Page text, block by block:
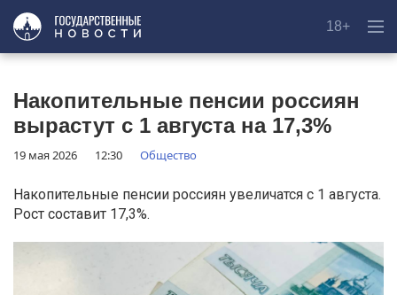
18+
Накопительные пенсии россиян
вырастут с 1 августа на 17,3%
19 мая 2026 12:30 Общество
Накопительные пенсии россиян увеличатся с 1 августа.
Рост составит 17,3%.